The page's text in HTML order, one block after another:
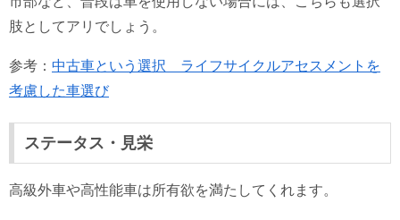
肢としてアリでしょう。
参考： 中古車という選択 ライフサイクルアセスメントを
考慮した車選び
ステータス・見栄
高級外車や高性能車は所有欲を満たしてくれます。